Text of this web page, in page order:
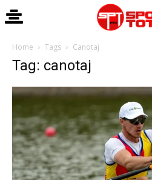
Home Tags Canotaj
Tag: canotaj